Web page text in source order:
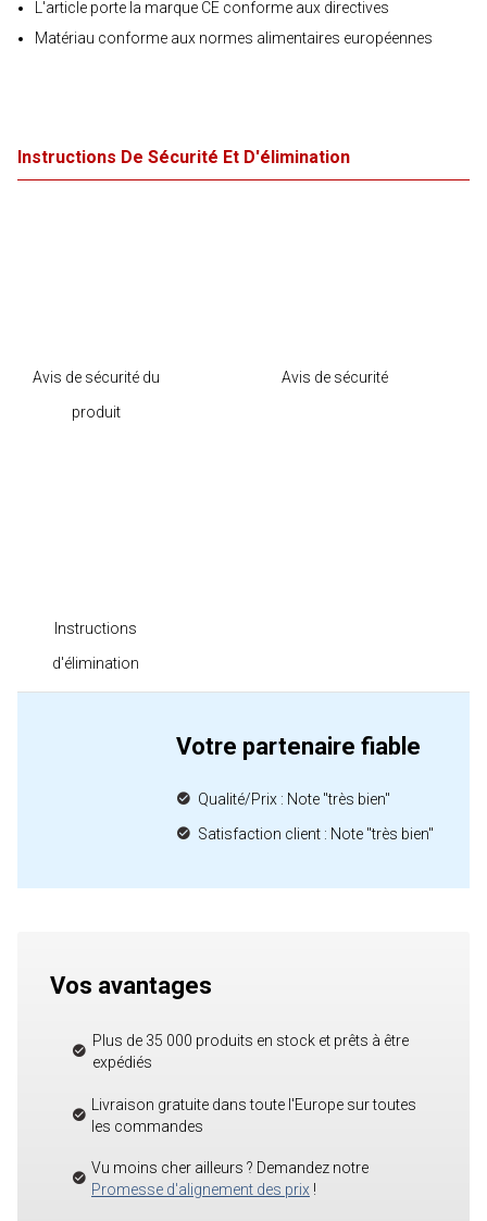
L'article porte la marque CE conforme aux directives
Matériau conforme aux normes alimentaires européennes
Instructions De Sécurité Et D'élimination
Avis de sécurité du
produit
Avis de sécurité
Instructions
d'élimination
Votre partenaire fiable
Qualité/Prix : Note "très bien"
Satisfaction client : Note "très bien"
Vos avantages
Plus de 35 000 produits en stock et prêts à être
expédiés
Livraison gratuite dans toute l'Europe sur toutes
les commandes
Vu moins cher ailleurs ? Demandez notre
Promesse d'alignement des prix !